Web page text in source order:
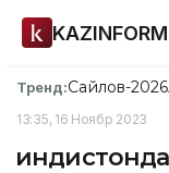
KAZINFORM
Тренд:Сайлов-2026
13:35, 16 Ноябр 2023